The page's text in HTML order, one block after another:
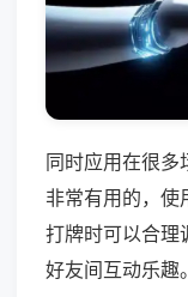
同时应用在很多
非常有用的，使
打牌时可以合理
好友间互动乐趣。